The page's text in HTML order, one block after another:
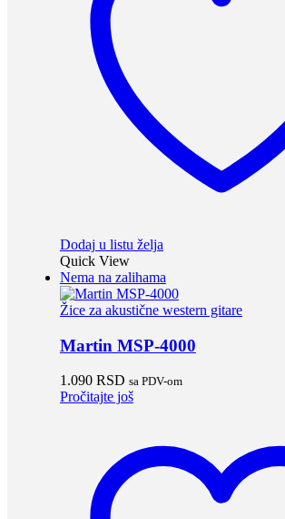
Dodaj u listu želja
Quick View
Nema na zalihama
Žice za akustične western gitare
Martin MSP-4000
1.090 RSD sa PDV-om
Pročitajte još